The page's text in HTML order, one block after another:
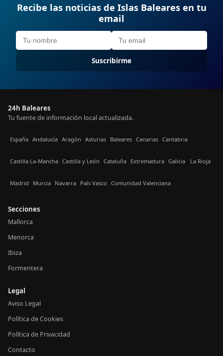
Recibe las noticias de Islas Baleares en tu
email
Suscribirme
24h Baleares
Tu fuente de información local actualizada.
España Andalucía Aragón Asturias Baleares Canarias Cantabria
Castilla La-Mancha Castilla y León Cataluña Extremadura Galicia La Rioja
Madrid Murcia Navarra País Vasco Comunidad Valenciana
Secciones
Mallorca
Menorca
Ibiza
Formentera
Legal
Aviso Legal
Política de Cookies
Política de Privacidad
Contacto